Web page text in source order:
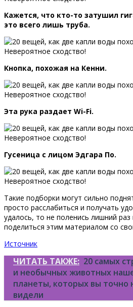
Кажется, что кто-то затушил
это всего лишь труба.
Кнопка, похожая на Кенни.
Эта рука раздает Wi-Fi.
Гусеница с лицом Эдгара По.
Такие подборки могут сильно
просто расслабиться и получать
удалось, то не поленись лишний
поделиться этим материалом со
Источник
ЧИТАТЬ ТАКЖЕ: 20 самых
и необычных животных
планеты, которых вы точно
видели